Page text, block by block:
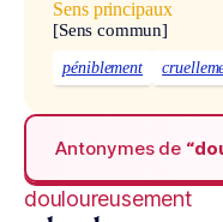
Sens principaux
[Sens commun]
péniblement
Antonymes de
douloureusement